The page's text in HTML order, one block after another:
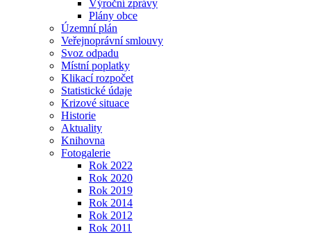
Výroční zprávy
Plány obce
Územní plán
Veřejnoprávní smlouvy
Svoz odpadu
Místní poplatky
Klikací rozpočet
Statistické údaje
Krizové situace
Historie
Aktuality
Knihovna
Fotogalerie
Rok 2022
Rok 2020
Rok 2019
Rok 2014
Rok 2012
Rok 2011